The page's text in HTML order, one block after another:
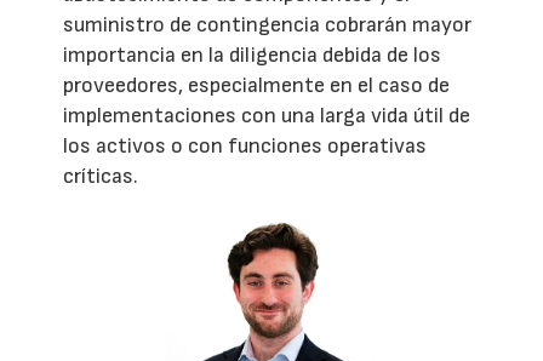
suministro de contingencia cobrarán mayor
importancia en la diligencia debida de los
proveedores, especialmente en el caso de
implementaciones con una larga vida útil de
los activos o con funciones operativas
críticas.